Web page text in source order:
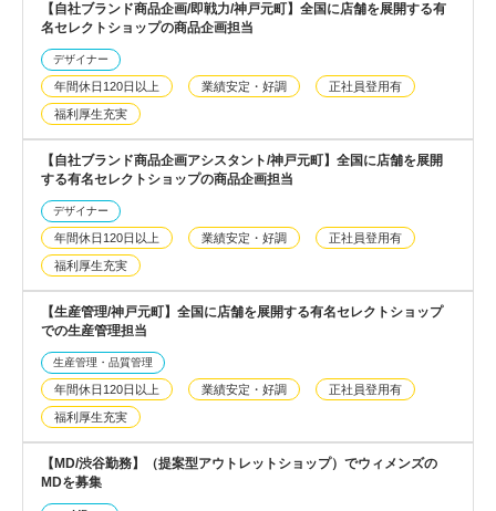
【自社ブランド商品企画/即戦力/神戸元町】全国に店舗を展開する有
名セレクトショップの商品企画担当
デザイナー
年間休日120日以上 業績安定・好調 正社員登用有
福利厚生充実
【自社ブランド商品企画アシスタント/神戸元町】全国に店舗を展開
する有名セレクトショップの商品企画担当
デザイナー
年間休日120日以上 業績安定・好調 正社員登用有
福利厚生充実
【生産管理/神戸元町】全国に店舗を展開する有名セレクトショップ
での生産管理担当
生産管理・品質管理
年間休日120日以上 業績安定・好調 正社員登用有
福利厚生充実
【MD/渋谷勤務】（提案型アウトレットショップ）でウィメンズの
MDを募集